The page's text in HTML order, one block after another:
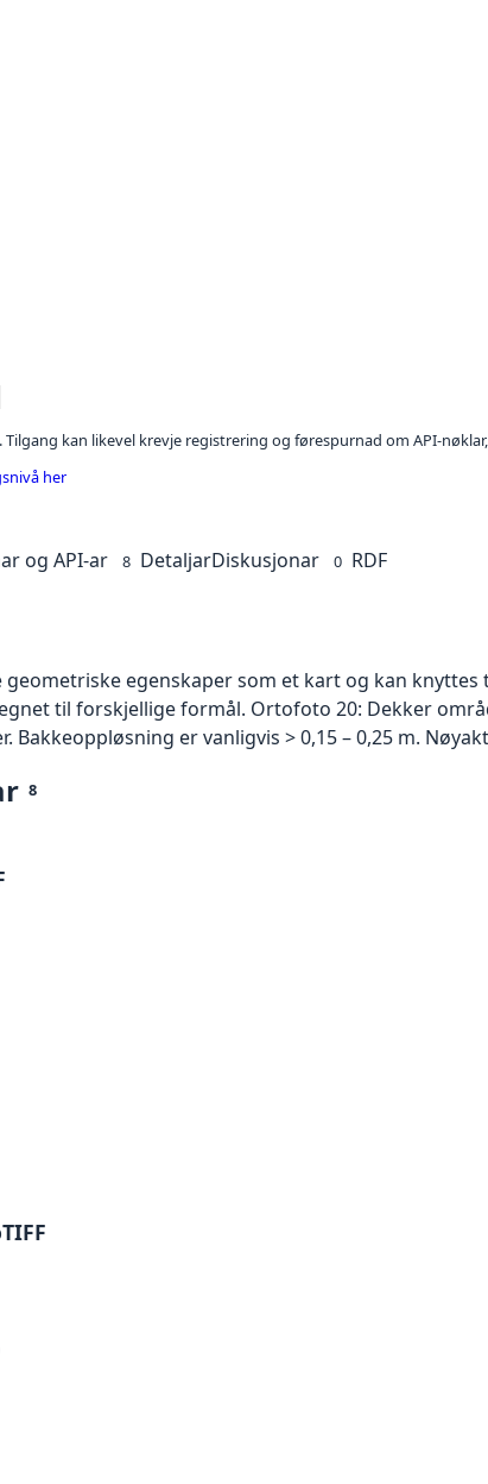
Tilgang kan likevel krevje registrering og førespurnad om API-
her
og API-ar 8 DetaljarDiskusjonar 0 RDF
egenskaper som et kart og kan
til forskjellige formål. Ortofoto 20: Dekker
Bakkeoppløsning er vanligvis > 0,15 – 0,25 m.
8